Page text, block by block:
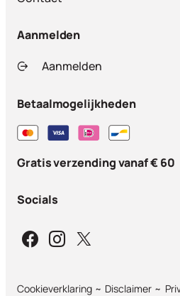
Aanmelden
Aanmelden
Betaalmogelijkheden
Gratis verzending vanaf € 60
Socials
Cookieverklaring Disclaimer